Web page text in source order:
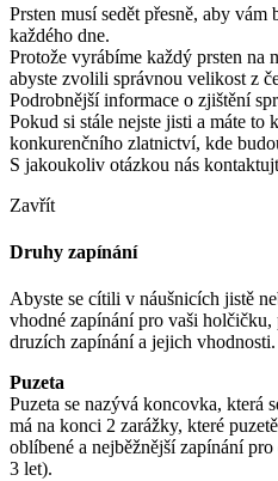
Prsten musí sedět přesně, aby
každého dne.
Protože vyrábíme každý prsten na
abyste zvolili správnou velikost z
Podrobnější informace o zjištění
Pokud si stále nejste jisti a máte to
konkurenčního zlatnictví, kde
S jakoukoliv otázkou nás
Zavřít
Druhy zapínání
Abyste se cítili v náušnicích jistě
vhodné zapínání pro vaši
druzích zapínání a jejich vhodnosti.
Puzeta
Puzeta se nazývá koncovka, která
má na konci 2 zarážky, které
oblíbené a nejběžnější zapínání
3 let).